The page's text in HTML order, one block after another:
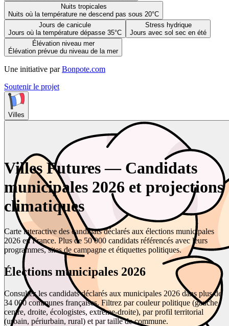
Nuits tropicales
Nuits où la température ne descend pas sous 20°C
Jours de canicule
Jours où la température dépasse 35°C
Stress hydrique
Jours avec sol sec en été
Élévation niveau mer
Élévation prévue du niveau de la mer
Une initiative par Bonpote.com
Soutenir le projet
Villes
Villes Futures — Candidats
municipales 2026 et projections
climatiques
Carte interactive des candidats déclarés aux élections municipales
2026 en France. Plus de 50 000 candidats référencés avec leurs
programmes, sites de campagne et étiquettes politiques.
Élections municipales 2026
Consultez les candidats déclarés aux municipales 2026 dans plus de
34 000 communes françaises. Filtrez par couleur politique (gauche,
centre, droite, écologistes, extrême-droite), par profil territorial
(urbain, périurbain, rural) et par taille de commune.